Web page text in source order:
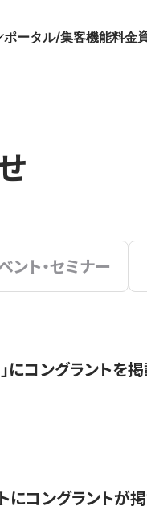
ポータル/集客機能料金
ント・セミナー
コングラントを
コングラントが